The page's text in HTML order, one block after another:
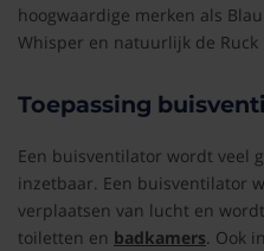
hoogwaardige merken als
Whisper en natuurlijk de Ruck
Toepassing
Een buisventilator wordt veel
inzetbaar. Een buisventilator
verplaatsen van lucht en
toiletten en badkamers . Ook